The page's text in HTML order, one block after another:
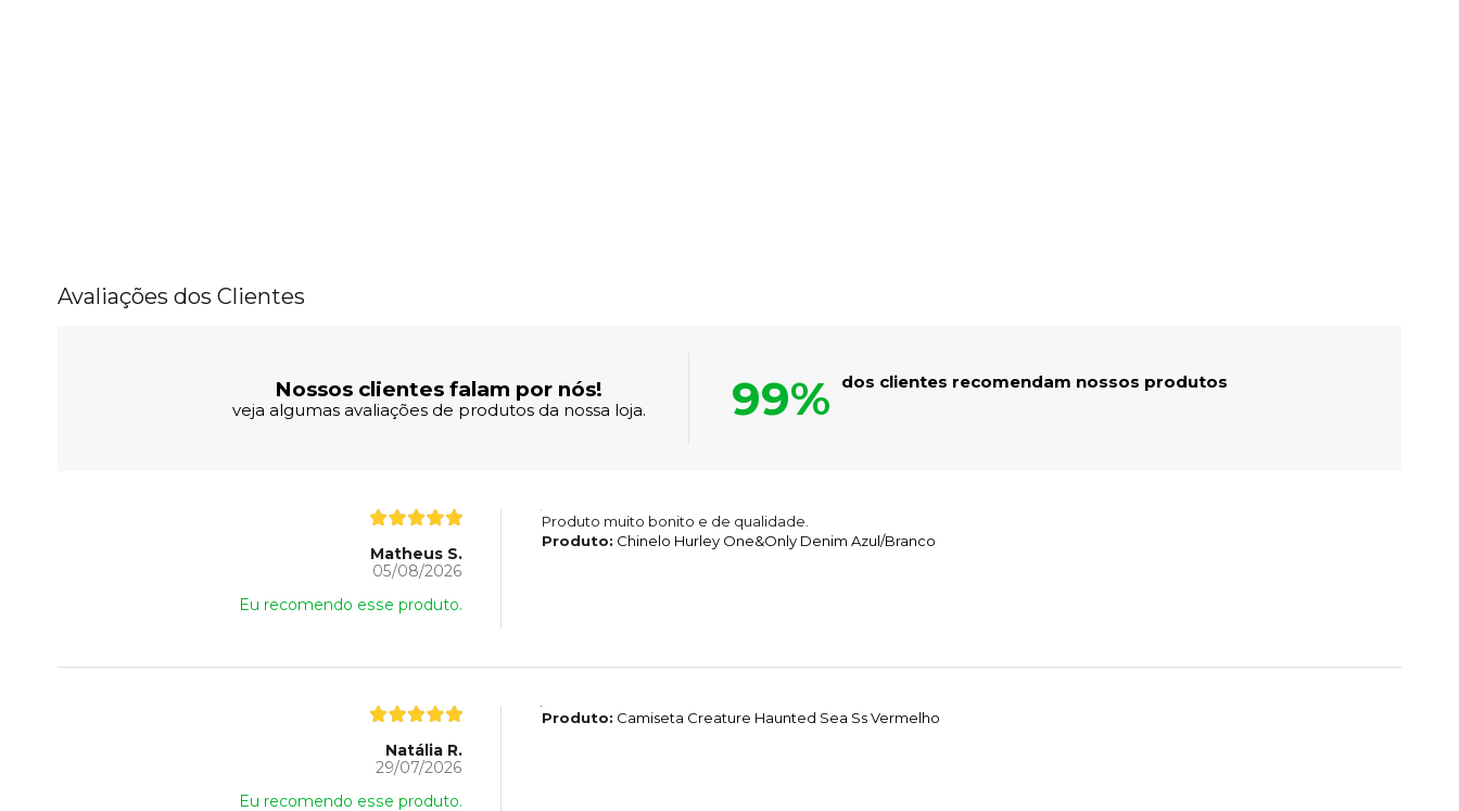
Avaliações dos Clientes
Nossos clientes falam por nós!
veja algumas avaliações de produtos da nossa loja. 99% dos clientes recomendam nossos produtos
Matheus S.
05/08/2026
Eu recomendo esse produto.
Produto muito bonito e de qualidade.
Produto: Chinelo Hurley One&Only Denim Azul/Branco
Natália R.
29/07/2026
Eu recomendo esse produto.
Produto: Camiseta Creature Haunted Sea Ss Vermelho